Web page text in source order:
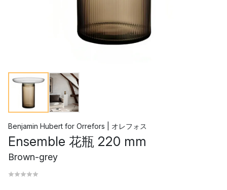
Benjamin Hubert for Orrefors | オレフォス
Ensemble 花瓶 220 mm
Brown-grey